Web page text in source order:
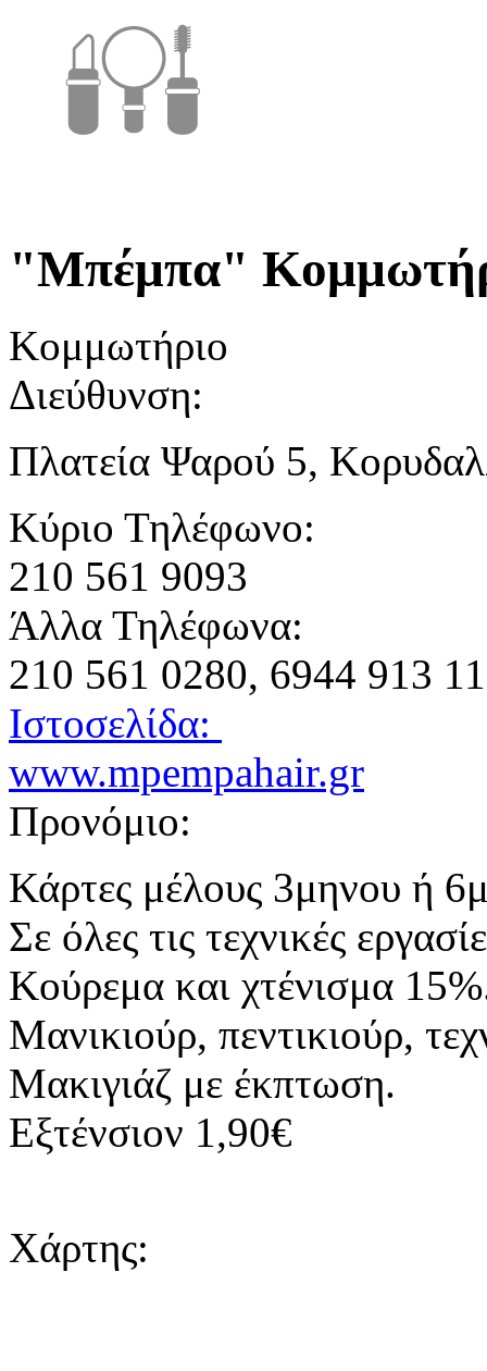
"Μπέμπα"
Κομμωτήριο
Διεύθυνση:
Πλατεία Ψαρού 5,
Κύριο Τηλέφωνο:
210 561 9093
Άλλα Τηλέφωνα:
210 561 0280, 6944 913
Ιστοσελίδα:
www.mpempahair.gr
Προνόμιο:
Κάρτες μέλους 3μηνου ή
Σε όλες τις τεχνικές
Κούρεμα και χτένισμα
Μανικιούρ, πεντικιούρ,
Μακιγιάζ με έκπτωση.
Εξτένσιον 1,90€
Χάρτης: